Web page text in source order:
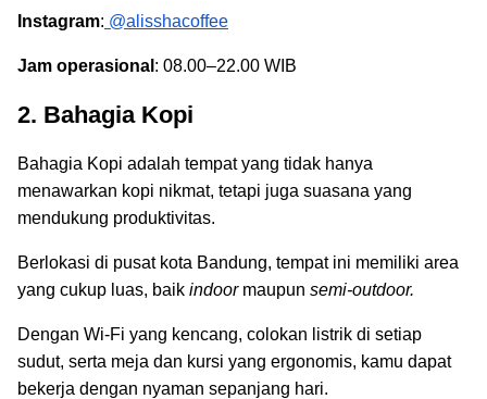
Instagram: @alisshacoffee
Jam operasional : 08.00–22.00 WIB
2. Bahagia Kopi
Bahagia Kopi adalah tempat yang tidak hanya
menawarkan kopi nikmat, tetapi juga suasana yang
mendukung produktivitas.
Berlokasi di pusat kota Bandung, tempat ini memiliki area
yang cukup luas, baik indoormaupun semi-outdoor.
Dengan Wi-Fi yang kencang, colokan listrik di setiap
sudut, serta meja dan kursi yang ergonomis, kamu dapat
bekerja dengan nyaman sepanjang hari.